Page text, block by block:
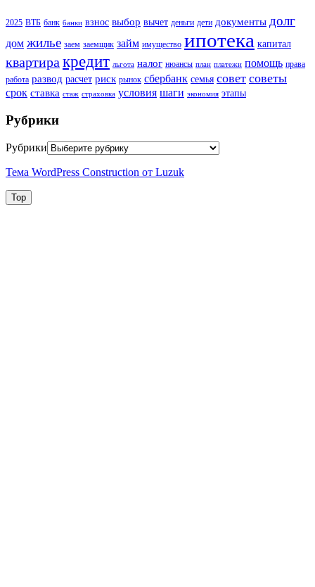
2025 ВТБ банк банки взнос выбор вычет деньги дети документы долг
дом жилье заем заемщик займ имущество ипотека капитал
квартира кредит льгота налог нюансы план платежи помощь права
работа развод расчет риск рынок сбербанк семья совет советы
срок ставка стаж страховка условия шаги экономия этапы
Рубрики
Рубрики
Тема WordPress Construction от Luzuk
Top